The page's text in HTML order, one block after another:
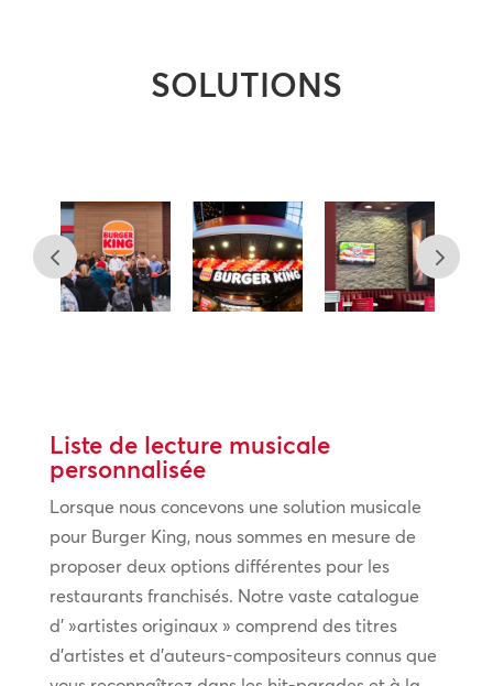
SOLUTIONS
Liste de lecture musicale
personnalisée
Lorsque nous concevons une solution musicale
pour Burger King, nous sommes en mesure de
proposer deux options différentes pour les
restaurants franchisés. Notre vaste catalogue
d' »artistes originaux » comprend des titres
d’artistes et d’auteurs-compositeurs connus que